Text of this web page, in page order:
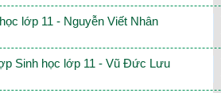
lớp 11 - Nguyễn Viết Nhân
Sinh học lớp 11 - Vũ Đức Lưu